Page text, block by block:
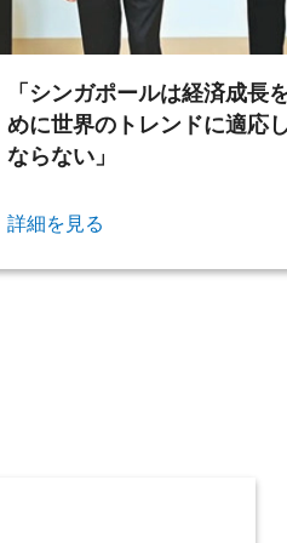
「シンガポールは経済成長
めに世界のトレンドに適応
ならない」
詳細を見る